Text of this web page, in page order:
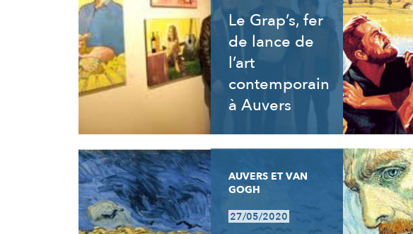
Le Grap’s, fer
de lance de
l’art
contemporain
à Auvers
AUVERS ET VAN
GOGH
27/05/2020